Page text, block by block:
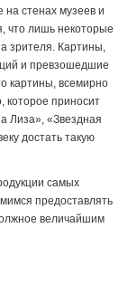
стенах музеев и
что лишь некоторые
зрителя. Картины,
и превзошедшие
картины, всемирно
которое приносит
Лиза», «Звездная
достать такую
самых
предоставлять
величайшим